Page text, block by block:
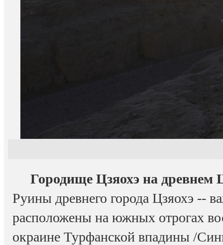
Городище Цзяохэ на древнем
Руины древнего города Цзяохэ --
расположены на южных отрогах
окраине Турфанской впадины /